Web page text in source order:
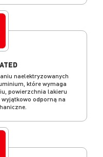
naelektryzowanych
które wymaga
powierzchnia lakieru
wyjątkowo odporną na